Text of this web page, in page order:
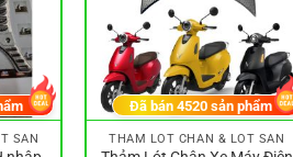
SÀN THẢM LÓT CHÂN & LÓT SÀN
Đã bán4520 sản phẩm